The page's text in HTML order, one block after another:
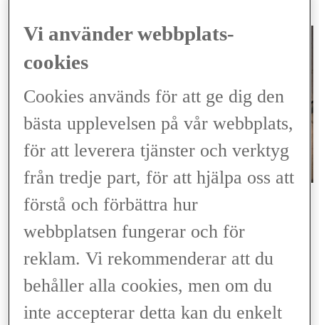
Min Finansiering
Logga in
ELECTRIFIED
Upptäck Lexus Electrified
Elbil
Hybrid
Laddbox
Battery Passport
(Opens in new window)
Vi använder webbplats-
cookies
Cookies används för att ge dig den
bästa upplevelsen på vår webbplats,
för att leverera tjänster och verktyg
från tredje part, för att hjälpa oss att
förstå och förbättra hur
webbplatsen fungerar och för
reklam. Vi rekommenderar att du
behåller alla cookies, men om du
inte accepterar detta kan du enkelt